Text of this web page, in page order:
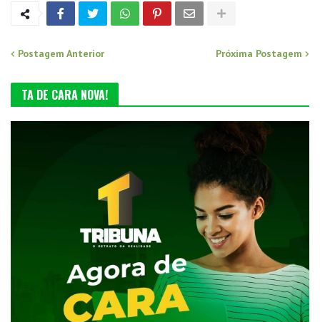
Postagem Anterior Próxima Postagem
TA DE CARA NOVA!